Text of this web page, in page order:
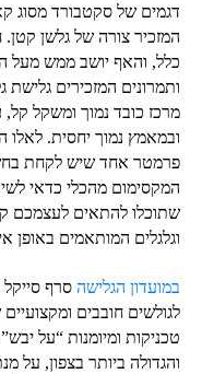
דגמים של סקטבורד מסוג
המזכיר צורה של גלשן
כלל, והאף יושב ממש מעל
ותמרונים המזכירים
מרכז כובד נמוך ומשקל
ובמאמץ נמוך יחסית.
פרמטר אחד שיש לקחת
המקסימום מהכלי כדאי
שתוכלו להתאים לעצמכם
וגלגלים המותאמים באופן
במועדון הגלישהסרף
לגולשים חובבים
טכניקות ומיומנות “על
והגדולה ביותר בצפון, על